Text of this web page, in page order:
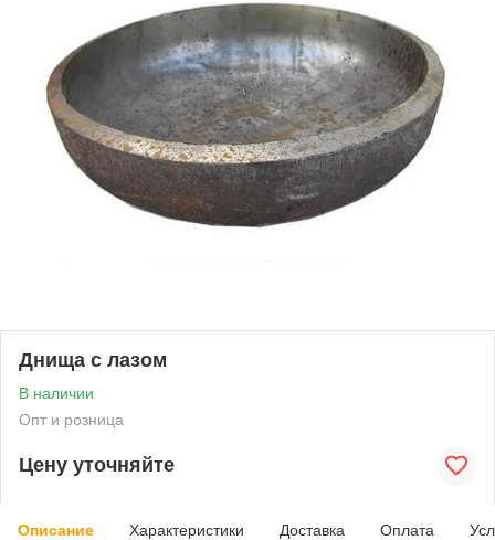
Днища с лазом
В наличии
Опт и розница
Цену уточняйте
Описание Характеристики Доставка Оплата